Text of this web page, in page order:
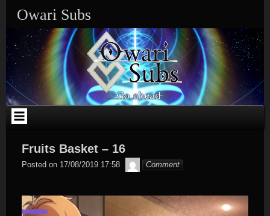
Owari Subs
Fruits Basket – 16
Posted on 17/08/2019 17:58 Max
Comment